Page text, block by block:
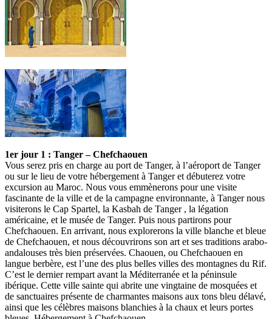
1er jour 1 : Tanger – Chefchaouen
Vous serez pris en charge au port de Tanger, à l’aéroport de Tanger
ou sur le lieu de votre hébergement à Tanger et débuterez votre
excursion au Maroc. Nous vous emmènerons pour une visite
fascinante de la ville et de la campagne environnante, à Tanger nous
visiterons le Cap Spartel, la Kasbah de Tanger , la légation
américaine, et le musée de Tanger. Puis nous partirons pour
Chefchaouen. En arrivant, nous explorerons la ville blanche et bleue
de Chefchaouen, et nous découvrirons son art et ses traditions arabo-
andalouses très bien préservées. Chaouen, ou Chefchaouen en
langue berbère, est l’une des plus belles villes des montagnes du Rif.
C’est le dernier rempart avant la Méditerranée et la péninsule
ibérique. Cette ville sainte qui abrite une vingtaine de mosquées et
de sanctuaires présente de charmantes maisons aux tons bleu délavé,
ainsi que les célèbres maisons blanchies à la chaux et leurs portes